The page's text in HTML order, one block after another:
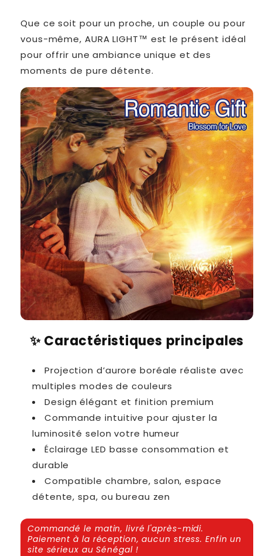
Que ce soit pour un proche, un couple ou pour
vous-même, AURA LIGHT™ est le présent idéal
pour offrir une ambiance unique et des
moments de pure détente.
✨Caractéristiques principales
Projection d’aurore boréale réaliste avec
multiples modes de couleurs
Design élégant et finition premium
Commande intuitive pour ajuster la
luminosité selon votre humeur
Éclairage LED basse consommation et
durable
Compatible chambre, salon, espace
détente, spa, ou bureau zen
Commandé le matin, livré l'après-midi.
Paiement à la réception, aucun stress. Enfin un
site sérieux au Sénégal !